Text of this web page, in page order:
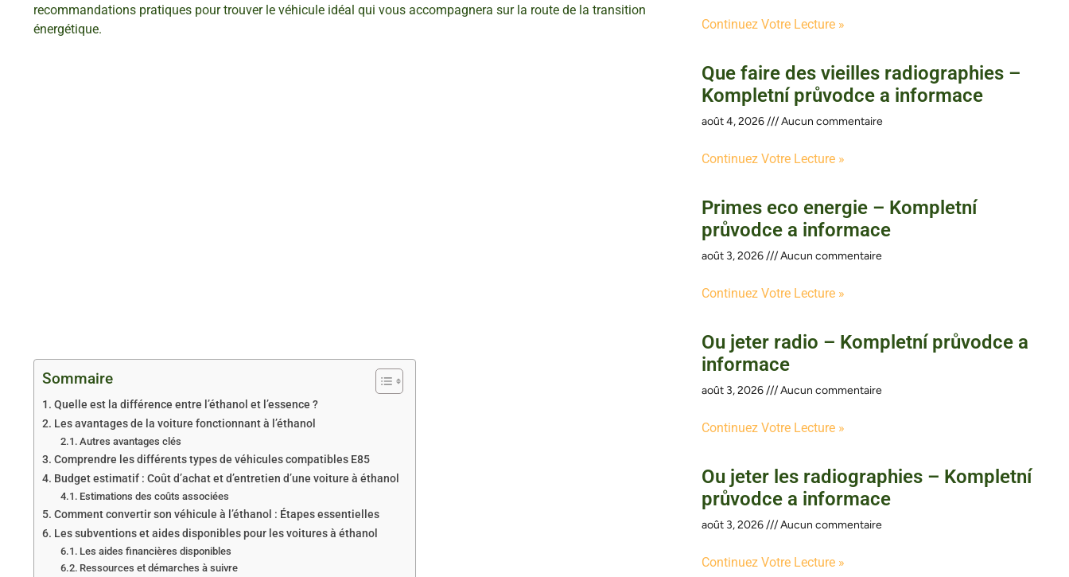
recommandations pratiques pour trouver le véhicule idéal qui vous accompagnera sur la route de la transition
énergétique.
Sommaire
Quelle est la différence entre l’éthanol et l’essence ?
Les avantages de la voiture fonctionnant à l’éthanol
Autres avantages clés
Comprendre les différents types de véhicules compatibles E85
Budget estimatif : Coût d’achat et d’entretien d’une voiture à éthanol
Estimations des coûts associées
Comment convertir son véhicule à l’éthanol : Étapes essentielles
Les subventions et aides disponibles pour les voitures à éthanol
Les aides financières disponibles
Ressources et démarches à suivre
Continuez Votre Lecture »
Que faire des vieilles radiographies –
Kompletní průvodce a informace
août 4, 2026 Aucun commentaire
Continuez Votre Lecture »
Primes eco energie – Kompletní
průvodce a informace
août 3, 2026 Aucun commentaire
Continuez Votre Lecture »
Ou jeter radio – Kompletní průvodce a
informace
août 3, 2026 Aucun commentaire
Continuez Votre Lecture »
Ou jeter les radiographies – Kompletní
průvodce a informace
août 3, 2026 Aucun commentaire
Continuez Votre Lecture »